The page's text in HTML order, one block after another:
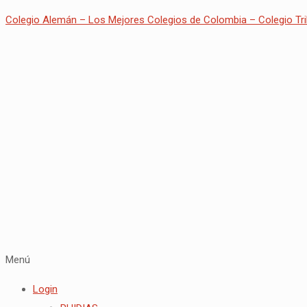
Colegio Alemán – Los Mejores Colegios de Colombia – Colegio
Menú
Login